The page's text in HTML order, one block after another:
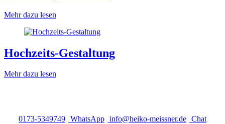
Mehr dazu lesen
Hochzeits-Gestaltung
Mehr dazu lesen
0173-5349749 WhatsApp info@heiko-meissner.de Chat